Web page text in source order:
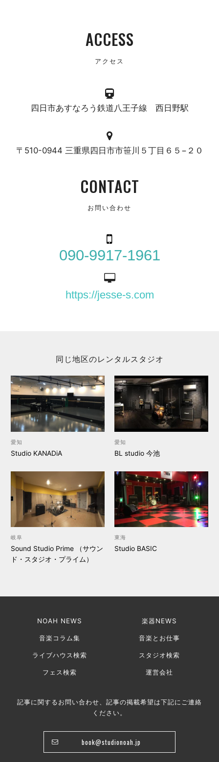
ACCESS
アクセス
四日市あすなろう鉄道八王子線 西日野駅
〒510-0944 三重県四日市市笹川５丁目６５−２０
CONTACT
お問い合わせ
090-9917-1961
https://jesse-s.com
同じ地区のレンタルスタジオ
愛知
Studio KANADiA
愛知
BL studio 今池
岐阜
Sound Studio Prime （サウン
ド・スタジオ・プライム）
東海
Studio BASIC
NOAH NEWS 楽器NEWS
音楽コラム集 音楽とお仕事
ライブハウス検索 スタジオ検索
フェス検索 運営会社
記事に関するお問い合わせ、記事の掲載希望は下記にご連絡
ください。
book@studionoah.jp